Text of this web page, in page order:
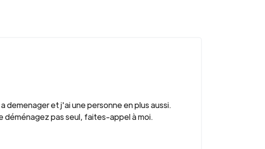
demenager et j'ai une personne en plus aussi.
déménagez pas seul, faites-appel à moi.